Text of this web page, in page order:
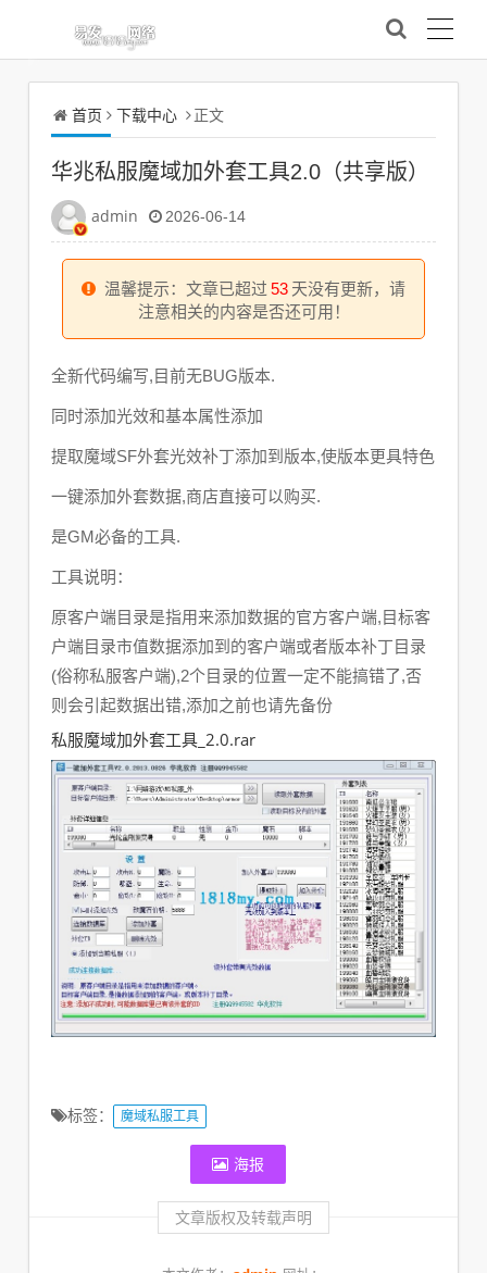
首页 下载中心 正文
华兆私服魔域加外套工具2.0（共享版）
admin 2026-06-14
温馨提示：文章已超过 53 天没有更新，请
注意相关的内容是否还可用！
全新代码编写,目前无BUG版本.
同时添加光效和基本属性添加
提取魔域SF外套光效补丁添加到版本,使版本更具特色
一键添加外套数据,商店直接可以购买.
是GM必备的工具.
工具说明：
原客户端目录是指用来添加数据的官方客户端,目标客
户端目录市值数据添加到的客户端或者版本补丁目录
(俗称私服客户端),2个目录的位置一定不能搞错了,否
则会引起数据出错,添加之前也请先备份
私服魔域加外套工具_2.0.rar
标签： 魔域私服工具
海报
文章版权及转载声明